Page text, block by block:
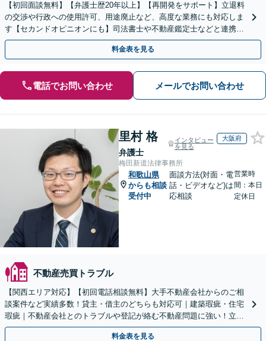
【初回面談無料】【弁護士歴20年以上】【再開発をサポート】立退料
の交渉や行政への使用許可、用途廃止など、高度な業務にも対応しま
す【セカンドオピニオンにも】司法書士や不動産鑑定士などと連携。
農地や山林などもお任せください【枚方市駅6分】
料金表を見る
電話でお問い合わせ メールでお問い合わせ
里村 格
弁護士
インタビュー
を見る
大阪府
梅田新道法律事務所
和歌山県
からも相談
受付中
面談方法(対面・電
話・ビデオなど)は
応相談
営業時
間：本日
定休日
不動産売買トラブル
【関西エリア対応】【初回電話相談無料】大手不動産会社からのご相
談案件など実績多数！貸主・借主のどちらも対応可｜建築瑕疵・住宅
瑕疵｜不動産会社とのトラブルや登記が絡む不動産問題に強い！立ち
退き／建物の明け渡し請求【Zooｍ相談可】
料金表を見る